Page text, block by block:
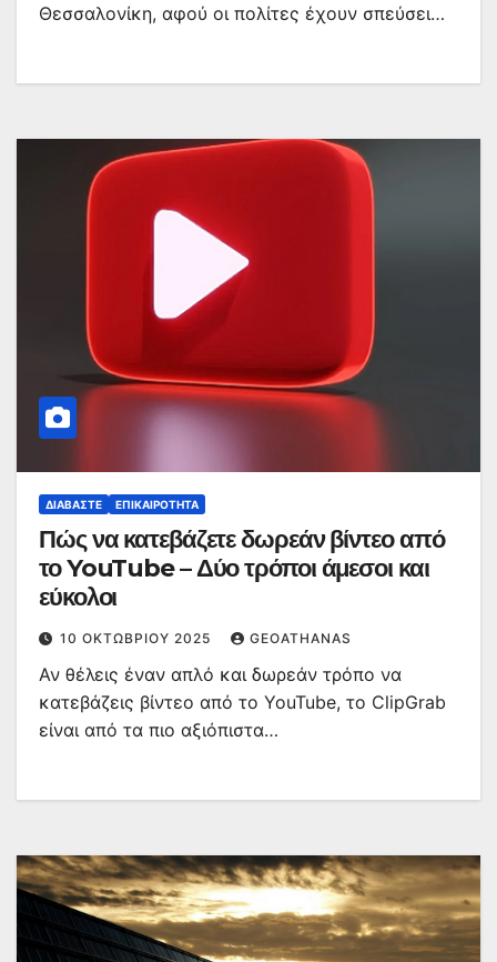
Θεσσαλονίκη, αφού οι πολίτες έχουν σπεύσει…
ΔΙΑΒΆΣΤΕ ΕΠΙΚΑΙΡΌΤΗΤΑ
Πώς να κατεβάζετε δωρεάν βίντεο από
το YouTube – Δύο τρόποι άμεσοι και
εύκολοι
10 ΟΚΤΩΒΡΊΟΥ 2025 GEOATHANAS
Αν θέλεις έναν απλό και δωρεάν τρόπο να
κατεβάζεις βίντεο από το YouTube, το ClipGrab
είναι από τα πιο αξιόπιστα…